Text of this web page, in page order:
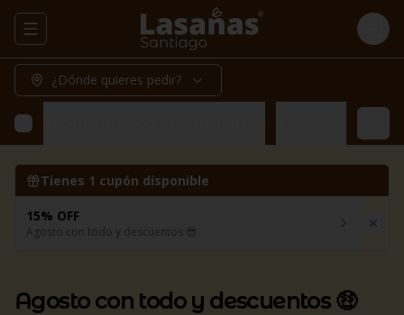
Abrir menu de navegación Login
¿Dónde quieres pedir?
Tienes 1 cupón disponible
15% OFF
Agosto con todo y descuentos 😎
Agosto con todo y descuentos 🤑